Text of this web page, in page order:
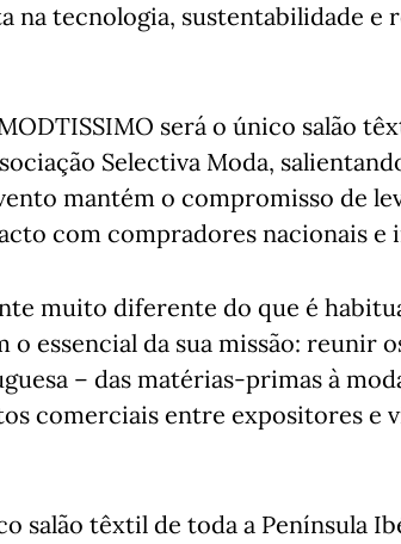
na tecnologia, sustentabilidade e
será o único salão
Selectiva Moda,
mantém o compromisso de
com compradores nacionais e
muito diferente do que é
o essencial da sua missão: reunir
– das matérias-primas à
comerciais entre expositores e
salão têxtil de toda a Península